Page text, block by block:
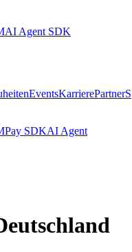
AI Agent SDK
EventsKarrierePartnerS
Pay SDKAI Agent